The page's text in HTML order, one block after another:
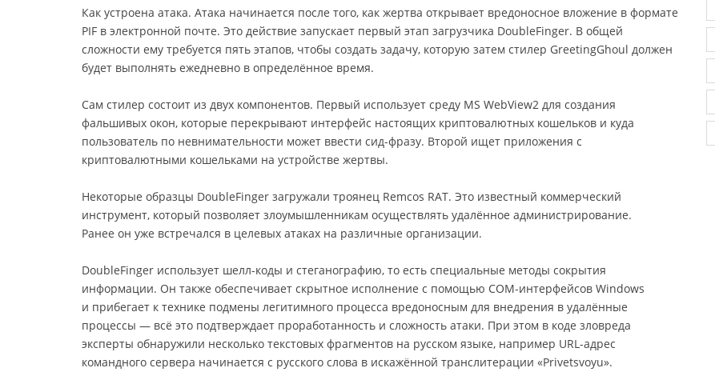
Как устроена атака. Атака начинается после того, как жертва открывает вредоносное вложение в формате
PIF в электронной почте. Это действие запускает первый этап загрузчика DoubleFinger. В общей
сложности ему требуется пять этапов, чтобы создать задачу, которую затем стилер GreetingGhoul должен
будет выполнять ежедневно в определённое время.
Сам стилер состоит из двух компонентов. Первый использует среду MS WebView2 для создания
фальшивых окон, которые перекрывают интерфейс настоящих криптовалютных кошельков и куда
пользователь по невнимательности может ввести сид-фразу. Второй ищет приложения с
криптовалютными кошельками на устройстве жертвы.
Некоторые образцы DoubleFinger загружали троянец Remcos RAT. Это известный коммерческий
инструмент, который позволяет злоумышленникам осуществлять удалённое администрирование.
Ранее он уже встречался в целевых атаках на различные организации.
DoubleFinger использует шелл-коды и стеганографию, то есть специальные методы сокрытия
информации. Он также обеспечивает скрытное исполнение с помощью COM-интерфейсов Windows
и прибегает к технике подмены легитимного процесса вредоносным для внедрения в удалённые
процессы — всё это подтверждает проработанность и сложность атаки. При этом в коде зловреда
эксперты обнаружили несколько текстовых фрагментов на русском языке, например URL-адрес
командного сервера начинается с русского слова в искажённой транслитерации «Privetsvoyu».